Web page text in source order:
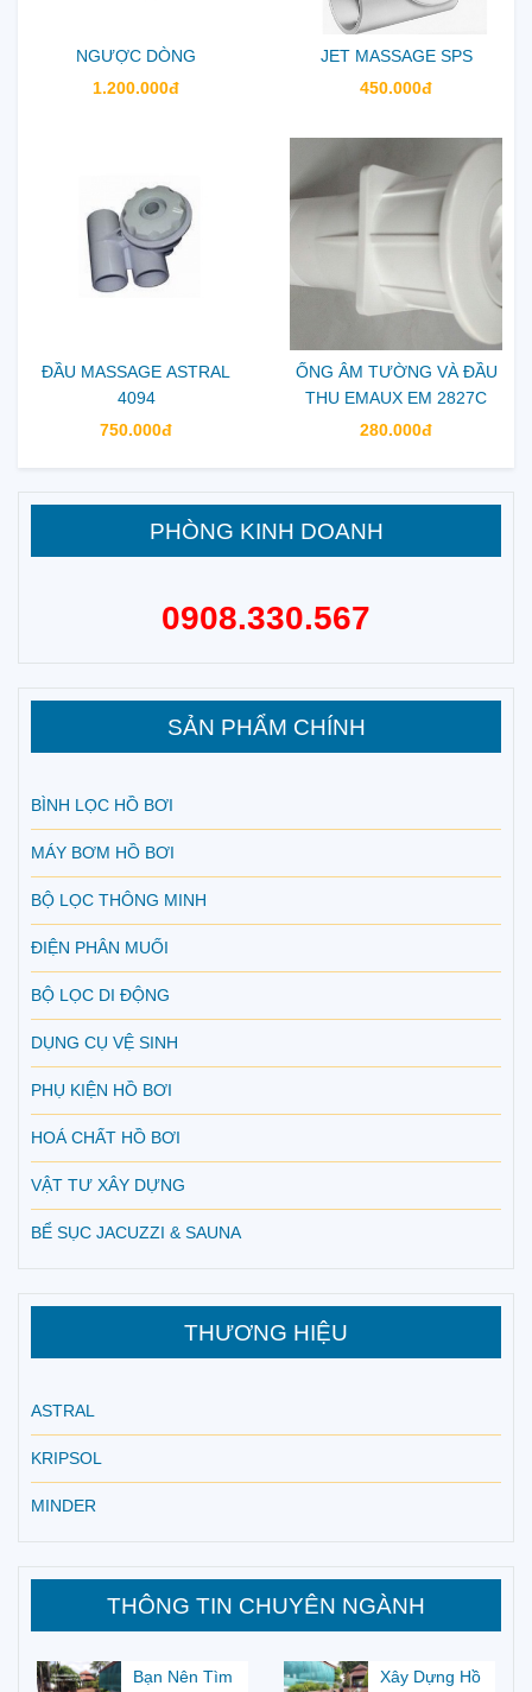
NGƯỢC DÒNG
1.200.000đ
JET MASSAGE SPS
450.000đ
ĐẦU MASSAGE ASTRAL
4094
750.000đ
ỐNG ÂM TƯỜNG VÀ ĐẦU
THU EMAUX EM 2827C
280.000đ
PHÒNG KINH DOANH
0908.330.567
SẢN PHẨM CHÍNH
BÌNH LỌC HỒ BƠI
MÁY BƠM HỒ BƠI
BỘ LỌC THÔNG MINH
ĐIỆN PHÂN MUỐI
BỘ LỌC DI ĐỘNG
DỤNG CỤ VỆ SINH
PHỤ KIỆN HỒ BƠI
HOÁ CHẤT HỒ BƠI
VẬT TƯ XÂY DỰNG
BỂ SỤC JACUZZI & SAUNA
THƯƠNG HIỆU
ASTRAL
KRIPSOL
MINDER
THÔNG TIN CHUYÊN NGÀNH
Bạn Nên Tìm
Xây Dựng Hồ